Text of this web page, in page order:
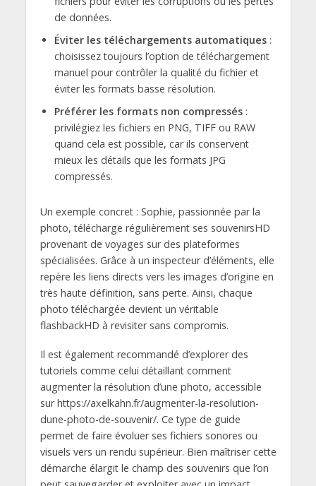
de données.
Éviter les téléchargements automatiques:
choisissez toujours l’option de téléchargement
manuel pour contrôler la qualité du fichier et
éviter les formats basse résolution.
Préférer les formats non compressés:
privilégiez les fichiers en PNG, TIFF ou RAW
quand cela est possible, car ils conservent
mieux les détails que les formats JPG
compressés.
Un exemple concret : Sophie, passionnée par la
photo, télécharge régulièrement ses souvenirsHD
provenant de voyages sur des plateformes
spécialisées. Grâce à un inspecteur d’éléments, elle
repère les liens directs vers les images d’origine en
très haute définition, sans perte. Ainsi, chaque
photo téléchargée devient un véritable
flashbackHD à revisiter sans compromis.
Il est également recommandé d’explorer des
tutoriels comme celui détaillant comment
augmenter la résolution d’une photo, accessible
sur https://axelkahn.fr/augmenter-la-resolution-
dune-photo-de-souvenir/. Ce type de guide
permet de faire évoluer ses fichiers sonores ou
visuels vers un rendu supérieur. Bien maîtriser cette
démarche élargit le champ des souvenirs que l’on